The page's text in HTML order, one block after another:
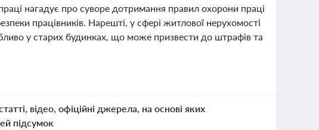
нагадує про суворе дотримання правил охорони праці
працівників. Нарешті, у сфері житлової нерухомості
у старих будинках, що може призвести до штрафів та
відео, офіційні джерела, на основі яких
підсумок